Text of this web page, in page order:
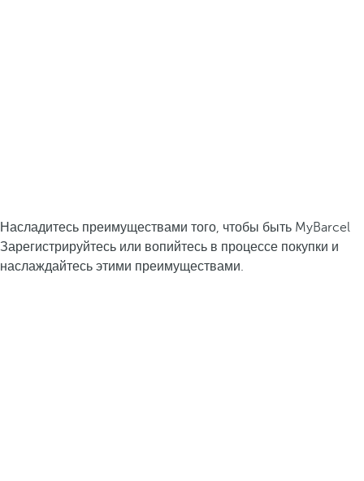
Насладитесь преимуществами того, чтобы быть MyBarcel
Зарегистрируйтесь или вопийтесь в процессе покупки и
наслаждайтесь этими преимуществами.